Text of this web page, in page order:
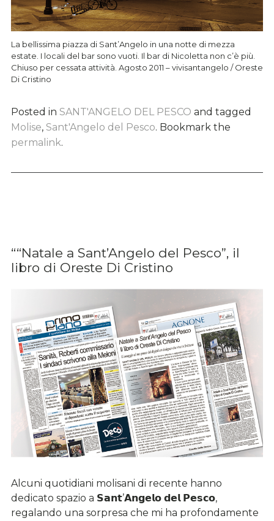
La bellissima piazza di Sant’Angelo in una notte di mezza
estate. I locali del bar sono vuoti. Il bar di Nicoletta non c’è più.
Chiuso per cessata attività. Agosto 2011 – vivisantangelo / Oreste
Di Cristino
Posted in SANT'ANGELO DEL PESCO and tagged
Molise, Sant'Angelo del Pesco. Bookmark the
permalink.
““Natale a Sant’Angelo del Pesco”, il
libro di Oreste Di Cristino
Alcuni quotidiani molisani di recente hanno
dedicato spazio a 𝗦𝗮𝗻𝘁’𝗔𝗻𝗴𝗲𝗹𝗼 𝗱𝗲𝗹 𝗣𝗲𝘀𝗰𝗼,
regalando una sorpresa che mi ha profondamente